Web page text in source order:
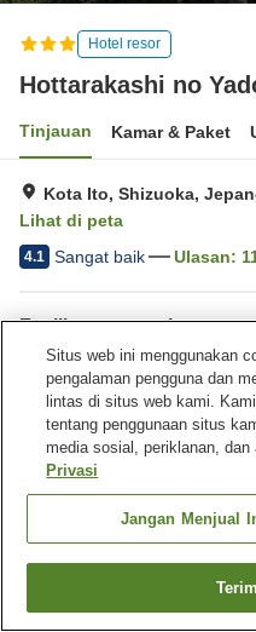
Hotel resor
Hottarakashi no
Tinjauan Kamar & Paket
Kota Ito, Shizuoka,
Lihat di peta
4.1 Sangat baik Ulasan:
Fasilitas properti
Tempat parkir
Ramah hewan peliharaan
dalam gedung
Beranda
Hottarakashi no Yado Yu-furi
Situs web ini menggunakan
pengalaman pengguna dan
lintas di situs web kami.
tentang penggunaan situs
media sosial, periklanan, dan
Privasi
Jangan Menjual